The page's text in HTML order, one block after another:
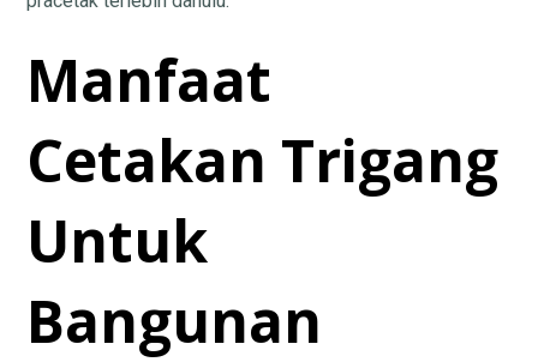
Manfaat
Cetakan Trigang
Untuk
Bangunan